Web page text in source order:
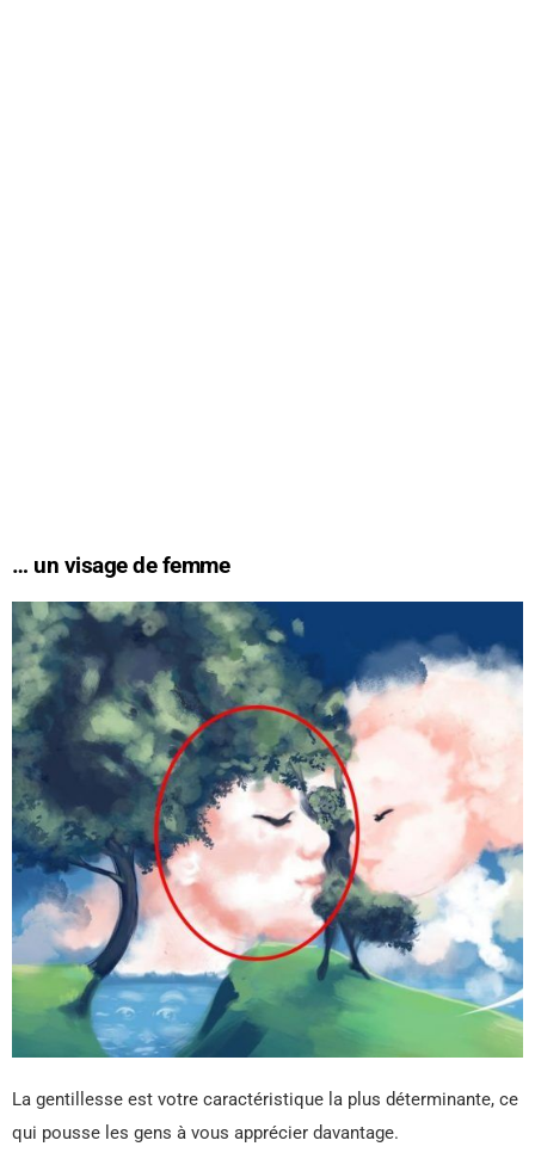
… un visage de femme
La gentillesse est votre caractéristique la plus déterminante, ce
qui pousse les gens à vous apprécier davantage.